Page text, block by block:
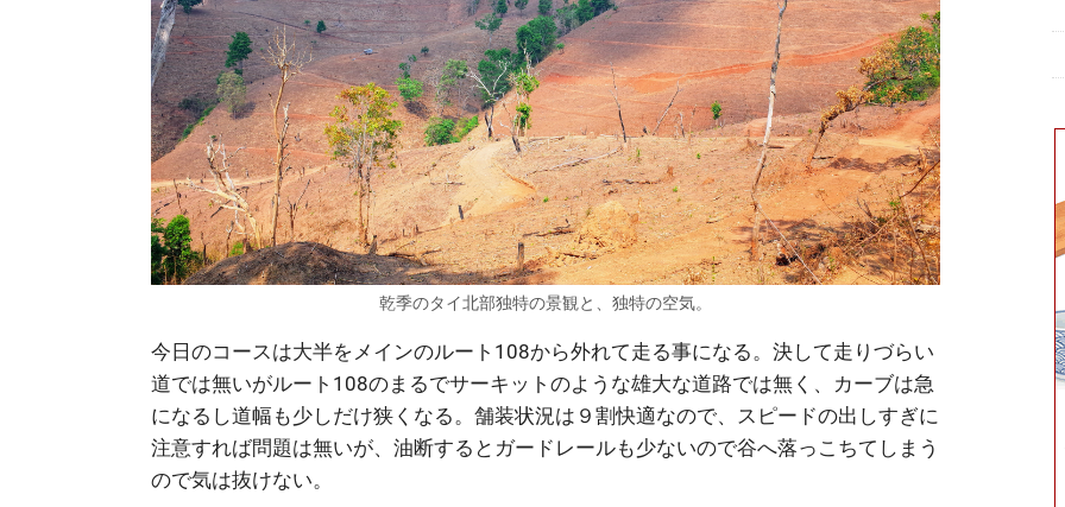
乾季のタイ北部独特の景観と、独特の空気。
今日のコースは大半をメインのルート108から外れて走る事になる。決して走りづらい
道では無いがルート108のまるでサーキットのような雄大な道路では無く、カーブは急
になるし道幅も少しだけ狭くなる。舗装状況は９割快適なので、スピードの出しすぎに
注意すれば問題は無いが、油断するとガードレールも少ないので谷へ落っこちてしまう
ので気は抜けない。